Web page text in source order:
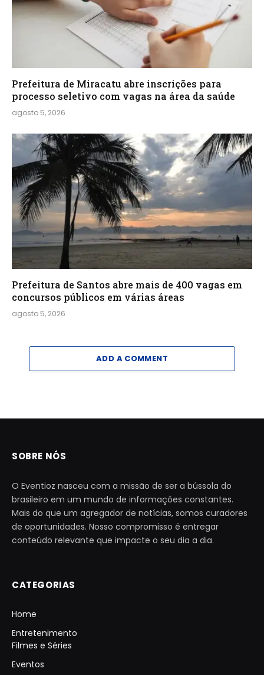
Prefeitura de Miracatu abre inscrições para
processo seletivo com vagas na área da saúde
agosto 5, 2026
Prefeitura de Santos abre mais de 400 vagas em
concursos públicos em várias áreas
agosto 5, 2026
ADD A COMMENT
SOBRE NÓS
O Eventioz nasceu com a missão de ser a bússola do
brasileiro em um mundo de informações constantes.
Mais do que um agregador de notícias, somos curadores
de oportunidades. Nosso compromisso é entregar
conteúdo relevante que impacte o seu dia a dia.
CATEGORIAS
Home
Entretenimento
Filmes e Séries
Eventos